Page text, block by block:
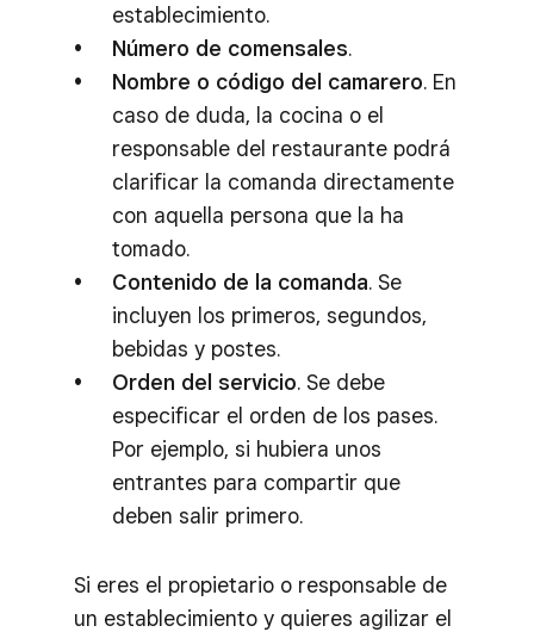
establecimiento.
Número de comensales.
Nombre o código del camarero. En
caso de duda, la cocina o el
responsable del restaurante podrá
clarificar la comanda directamente
con aquella persona que la ha
tomado.
Contenido de la comanda. Se
incluyen los primeros, segundos,
bebidas y postes.
Orden del servicio. Se debe
especificar el orden de los pases.
Por ejemplo, si hubiera unos
entrantes para compartir que
deben salir primero.
Si eres el propietario o responsable de
un establecimiento y quieres agilizar el